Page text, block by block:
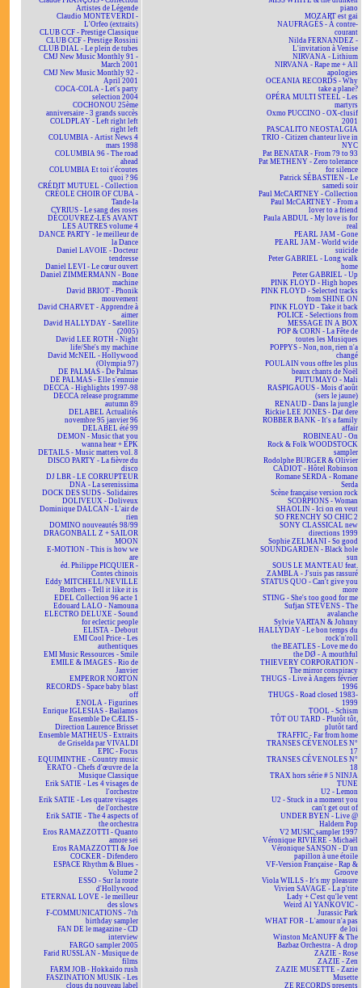
Artistes de Légende
Claudio MONTEVERDI -
L'Orfeo (extraits)
CLUB CCF - Prestige Classique
CLUB CCF - Prestige Rossini
CLUB DIAL - Le plein de tubes
CMJ New Music Monthly 91 -
March 2001
CMJ New Music Monthly 92 -
April 2001
COCA-COLA - Let's party
selection 2004
COCHONOU 25ème
anniversaire - 3 grands succès
COLDPLAY - Left right left
right left
COLUMBIA - Artist News 4
mars 1998
COLUMBIA 96 - The road
ahead
COLUMBIA Et toi t'écoutes
quoi ? 96
CRÉDIT MUTUEL - Collection
CRÉOLE CHOIR OF CUBA -
Tande-la
CYRIUS - Le sang des roses
DÉCOUVREZ-LES AVANT
LES AUTRES volume 4
DANCE PARTY - le meilleur de
la Dance
Daniel LAVOIE - Docteur
tendresse
Daniel LEVI - Le cœur ouvert
Daniel ZIMMERMANN - Bone
machine
David BRIOT - Phonik
mouvement
David CHARVET - Apprendre à
aimer
David HALLYDAY - Satellite
(2005)
David LEE ROTH - Night
life/She's my machine
David McNEIL - Hollywood
(Olympia 97)
DE PALMAS - De Palmas
DE PALMAS - Elle s'ennuie
DECCA - Highlights 1997-98
DECCA release programme
autumn 89
DELABEL Actualités
novembre 95 janvier 96
DELABEL été 99
DEMON - Music that you
wanna hear + EPK
DETAILS - Music matters vol. 8
DISCO PARTY - La fièvre du
disco
DJ LBR - LE CORRUPTEUR
DNA - La serenissima
DOCK DES SUDS - Solidaires
DOLIVEUX - Doliveux
Dominique DALCAN - L'air de
rien
DOMINO nouveautés 98/99
DRAGONBALL Z + SAILOR
MOON
E-MOTION - This is how we
are
éd. Philippe PICQUIER -
Contes chinois
Eddy MITCHELL/NEVILLE
Brothers - Tell it like it is
EDEL Collection 96 acte 1
Edouard LALO - Namouna
ELECTRO DELUXE - Sound
for eclectic people
ELISTA - Debout
EMI Cool Price - Les
authentiques
EMI Music Ressources - Smile
EMILE & IMAGES - Rio de
Janvier
EMPEROR NORTON
RECORDS - Space baby blast
off
ENOLA - Figurines
Enrique IGLESIAS - Bailamos
Ensemble De CÆLIS -
Direction Laurence Brisset
Ensemble MATHEUS - Extraits
de Griselda par VIVALDI
EPIC - Focus
EQUIMINTHE - Country music
ERATO - Chefs d'œuvre de la
Musique Classique
Erik SATIE - Les 4 visages de
l'orchestre
Erik SATIE - Les quatre visages
de l'orchestre
Erik SATIE - The 4 aspects of
the orchestra
Eros RAMAZZOTTI - Quanto
amore sei
Eros RAMAZZOTTI & Joe
COCKER - Difendero
ESPACE Rhythm & Blues -
Volume 2
ESSO - Sur la route
d'Hollywood
ETERNAL LOVE - le meilleur
des slows
F-COMMUNICATIONS - 7th
birthday sampler
FAN DE le magazine - CD
interview
FARGO sampler 2005
Farid RUSSLAN - Musique de
films
FARM JOB - Hokkaïdo rush
FASZINATION MUSIK - Les
clous du nouveau label
piano
MOZART est gai
NAUFRAGÉS - À contre-
courant
Nilda FERNANDEZ -
L'invitation à Venise
NIRVANA - Lithium
NIRVANA - Rape me + All
apologies
OCEANIA RECORDS - Why
take a plane?
OPÉRA MULTI STEEL - Les
martyrs
Oxmo PUCCINO - OX-clusif
2001
PASCALITO NEOSTALGIA
TRIO - Citizen chanteur live in
NYC
Pat BENATAR - From 79 to 93
Pat METHENY - Zero tolerance
for silence
Patrick SÉBASTIEN - Le
samedi soir
Paul McCARTNEY - Collection
Paul McCARTNEY - From a
lover to a friend
Paula ABDUL - My love is for
real
PEARL JAM - Gone
PEARL JAM - World wide
suicide
Peter GABRIEL - Long walk
home
Peter GABRIEL - Up
PINK FLOYD - High hopes
PINK FLOYD - Selected tracks
from SHINE ON
PINK FLOYD - Take it back
POLICE - Selections from
MESSAGE IN A BOX
POP & CORN - La Fête de
toutes les Musiques
POPPYS - Non, non, rien n'a
changé
POULAIN vous offre les plus
beaux chants de Noël
PUTUMAYO - Mali
RASPIGAOUS - Mois d'août
(sers le jaune)
RENAUD - Dans la jungle
Rickie LEE JONES - Dat dere
ROBBER BANK - It's a family
affair
ROBINEAU - On
Rock & Folk WOODSTOCK
sampler
Rodolphe BURGER & Olivier
CADIOT - Hôtel Robinson
Romane SERDA - Romane
Serda
Scène française version rock
SCORPIONS - Woman
SHAOLIN - Ici on en veut
SO FRENCHY SO CHIC 2
SONY CLASSICAL new
directions 1999
Sophie ZELMANI - So good
SOUNDGARDEN - Black hole
sun
SOUS LE MANTEAU feat.
ZAMBLA - J'suis pas rassuré
STATUS QUO - Can't give you
more
STING - She's too good for me
Sufjan STEVENS - The
avalanche
Sylvie VARTAN & Johnny
HALLYDAY - Le bon temps du
rock'n'roll
the BEATLES - Love me do
the DØ - A mouthful
THIEVERY CORPORATION -
The mirror conspiracy
THUGS - Live à Angers février
1996
THUGS - Road closed 1983-
1999
TOOL - Schism
TÔT OU TARD - Plutôt tôt,
plutôt tard
TRAFFIC - Far from home
TRANSES CÉVENOLES N°
17
TRANSES CÉVENOLES N°
18
TRAX hors série # 5 NINJA
TUNE
U2 - Lemon
U2 - Stuck in a moment you
can't get out of
UNDER BYEN - Live @
Haldern Pop
V2 MUSIC sampler 1997
Véronique RIVIÈRE - Michaël
Véronique SANSON - D'un
papillon à une étoile
VF-Version Française - Rap &
Groove
Viola WILLS - It's my pleasure
Vivien SAVAGE - La p'tite
Lady + C'est qu'le vent
Weird Al YANKOVIC -
Jurassic Park
WHAT FOR - L'amour n'a pas
de loi
Winston McANUFF & The
Bazbaz Orchestra - A drop
ZAZIE - Rose
ZAZIE - Zen
ZAZIE MUSETTE - Zazie
Musette
ZE RECORDS presents